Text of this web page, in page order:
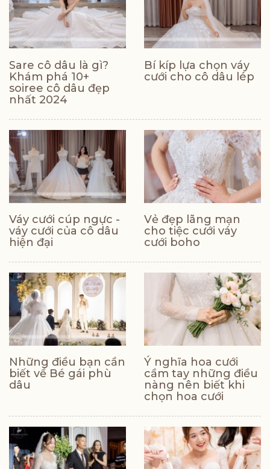
Sare cô dâu là gì?
Khám phá 10+
soiree cô dâu đẹp
nhất 2024
Bí kíp lựa chọn váy
cưới cho cô dâu lép
Váy cưới cúp ngực -
váy cưới của cô dâu
hiện đại
Vẻ đẹp lãng mạn
cho tiệc cưới váy
cưới boho
Những điều bạn cần
biết về Bé gái phù
dâu
Ý nghĩa hoa cưới
cầm tay những điều
nàng nên biết khi
chọn hoa cưới